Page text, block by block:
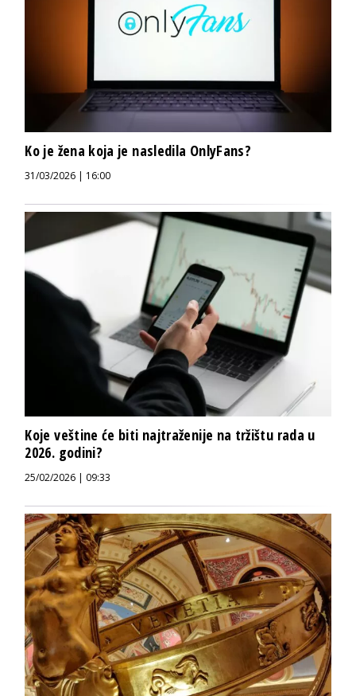
Ko je žena koja je nasledila OnlyFans?
31/03/2026 | 16:00
Koje veštine će biti najtraženije na tržištu rada u
2026. godini?
25/02/2026 | 09:33